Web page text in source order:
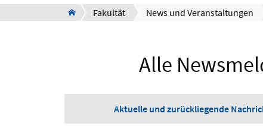
Fakultät News und Veranstaltungen
Alle
Aktuelle und zurückliegende